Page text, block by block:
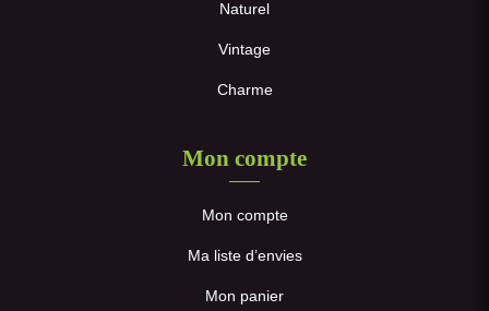
Naturel
Vintage
Charme
Mon compte
Mon compte
Ma liste d’envies
Mon panier